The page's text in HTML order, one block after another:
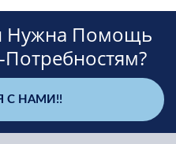
Нужна Помощь
С НАМИ!!